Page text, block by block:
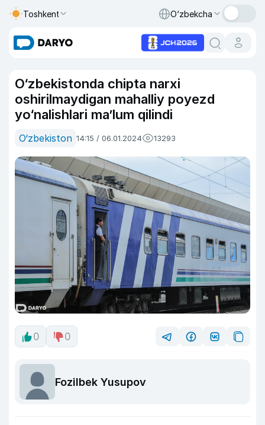
Toshkent O‘zbekcha
O‘zbekistonda chipta narxi
oshirilmaydigan mahalliy poyezd
yo‘nalishlari ma’lum qilindi
O‘zbekiston 14:15 / 06.01.2024 13293
0 0
Fozilbek Yusupov